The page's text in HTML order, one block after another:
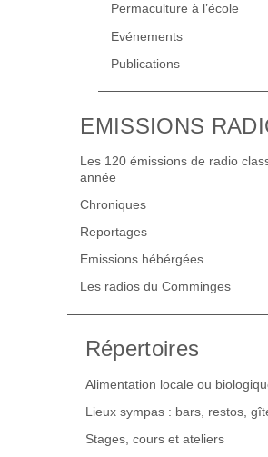
Permaculture à l’école
Evénements
Publications
EMISSIONS
Les 120 émissions de radio
année
Chroniques
Reportages
Emissions hébérgées
Les radios du Comminges
Répertoires
Alimentation locale ou
Lieux sympas : bars, restos,
Stages, cours et ateliers